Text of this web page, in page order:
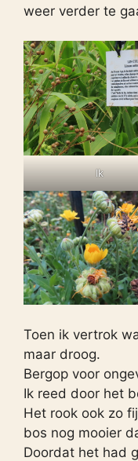
weer verder te
Ik
Toen ik vertrok
maar droog.
Bergop voor
Ik reed door het
Het rook ook zo
bos nog mooier
Doordat het had